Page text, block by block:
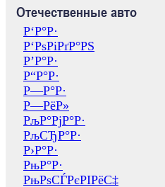
Отечественные авто
Р‘Р°Р·
Р‘РѕРіРґР°РЅ
Р’Р°Р·
Р“Р°Р·
Р—Р°Р·
Р—РёР»
РљР°РјР°Р·
РљСЂР°Р·
Р›Р°Р·
РњР°Р·
РњРѕСЃРєРІРёС‡